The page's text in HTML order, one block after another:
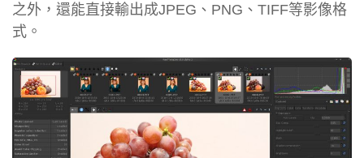
之外，還能直接輸出成JPEG、PNG、TIFF等影像格
式。